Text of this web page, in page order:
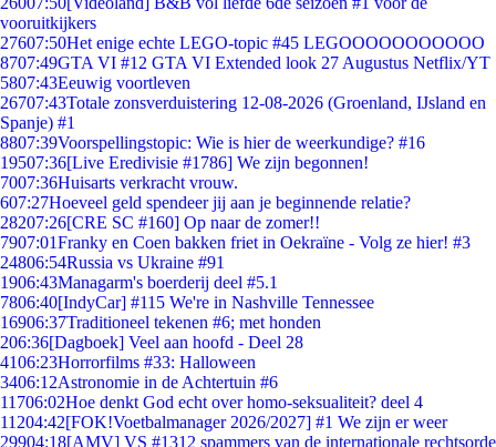
vooruitkijkers
27607:50Het enige echte LEGO-topic #45 LEGOOOOOOOOOOO
8707:49GTA VI #12 GTA VI Extended look 27 Augustus Netflix/YT
5807:43Eeuwig voortleven
26707:43Totale zonsverduistering 12-08-2026 (Groenland, IJsland en
Spanje) #1
8807:39Voorspellingstopic: Wie is hier de weerkundige? #16
19507:36[Live Eredivisie #1786] We zijn begonnen!
7007:36Huisarts verkracht vrouw.
607:27Hoeveel geld spendeer jij aan je beginnende relatie?
28207:26[CRE SC #160] Op naar de zomer!!
7907:01Franky en Coen bakken friet in Oekraïne - Volg ze hier! #3
24806:54Russia vs Ukraine #91
1906:43Managarm's boerderij deel #5.1
7806:40[IndyCar] #115 We're in Nashville Tennessee
16906:37Traditioneel tekenen #6; met honden
206:36[Dagboek] Veel aan hoofd - Deel 28
4106:23Horrorfilms #33: Halloween
3406:12Astronomie in de Achtertuin #6
11706:02Hoe denkt God echt over homo-seksualiteit? deel 4
11204:42[FOK!Voetbalmanager 2026/2027] #1 We zijn er weer
29904:18[AMV] VS #1312 spammers van de internationale rechtsorde